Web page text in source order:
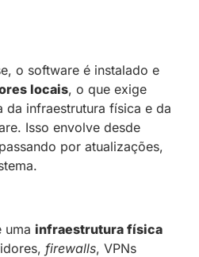
o software é instalado e
locais, o que exige
da infraestrutura física e da
Isso envolve desde
por atualizações,
uma infraestrutura física
firewalls, VPNs